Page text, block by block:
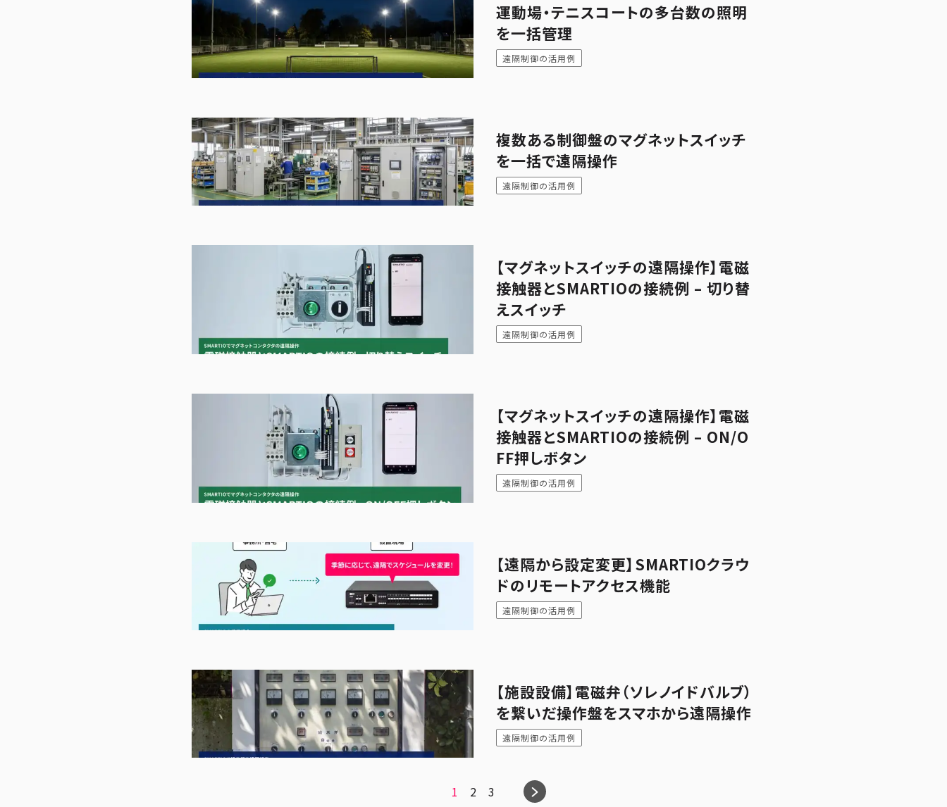
運動場・テニスコートの多台数の照明
を一括管理
遠隔制御の活用例
複数ある制御盤のマグネットスイッチ
を一括で遠隔操作
遠隔制御の活用例
【マグネットスイッチの遠隔操作】電磁
接触器とSMARTIOの接続例 – 切り替
えスイッチ
遠隔制御の活用例
【マグネットスイッチの遠隔操作】電磁
接触器とSMARTIOの接続例 – ON/O
FF押しボタン
遠隔制御の活用例
【遠隔から設定変更】SMARTIOクラウ
ドのリモートアクセス機能
遠隔制御の活用例
【施設設備】電磁弁（ソレノイドバルブ）
を繋いだ操作盤をスマホから遠隔操作
遠隔制御の活用例
1 2 3